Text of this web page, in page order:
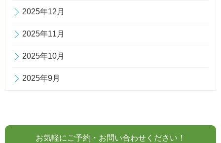
2025年12月
2025年11月
2025年10月
2025年9月
お気軽にご予約・お問い合わせください！